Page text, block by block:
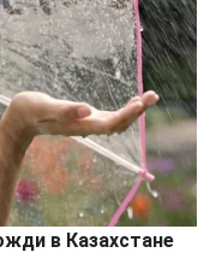
в Казахстане